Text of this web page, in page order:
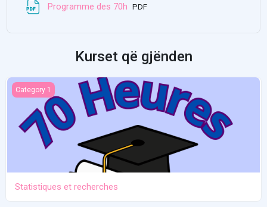
Programme des 70h File
PDF
Kurset që gjënden
Statistiques et recherches
Category 1
Statistiques et recherches